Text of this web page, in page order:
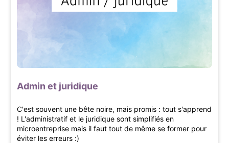
Admin et juridique
C'est souvent une bête noire, mais promis : tout s'apprend
! L'administratif et le juridique sont simplifiés en
microentreprise mais il faut tout de même se former pour
éviter les erreurs :)